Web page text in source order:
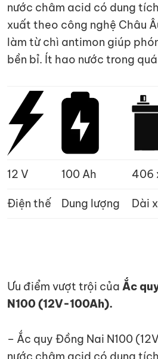
nước châm acid có dung
xuất theo công nghệ Châu
làm từ chì antimon giúp
bền bỉ. Ít hao nước trong
12 V 100 Ah 406
Điện thế Dung lượng Dài
Ưu điểm vượt trội của Ắc
N100 (12V-100Ah).
– Ắc quy Đồng Nai N100